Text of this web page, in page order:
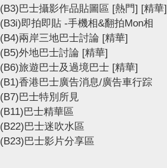
(B3)巴士攝影作品貼圖區 [熱門] [精華]
(B3i)即拍即貼 -手機相&翻拍Mon相
(B4)兩岸三地巴士討論 [精華]
(B5)外地巴士討論 [精華]
(B6)旅遊巴士及過境巴士 [精華]
(B1)香港巴士廣告消息/廣告車行踪
(B7)巴士特別所見
(B11)巴士精華區
(B22)巴士迷吹水區
(B23)巴士影片分享區